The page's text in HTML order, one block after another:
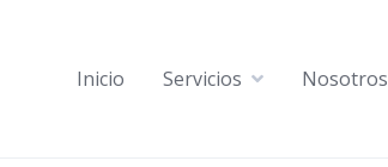
Inicio Servicios Nosotros